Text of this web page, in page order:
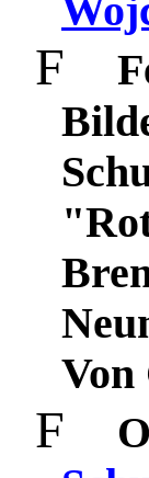
F
Von
F